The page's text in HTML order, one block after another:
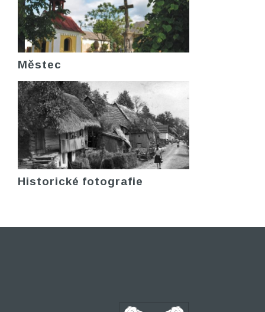
Městec
Historické fotografie